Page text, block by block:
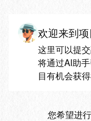
欢迎来到
这里可以提
将通过AI助
目有机会获
您希望进